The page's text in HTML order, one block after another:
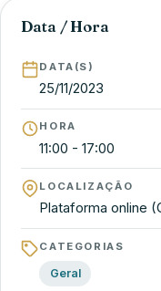
Data / Hora
DATA(S)
25/11/2023
HORA
11:00 - 17:00
LOCALIZAÇÃO
Plataforma online
CATEGORIAS
Geral